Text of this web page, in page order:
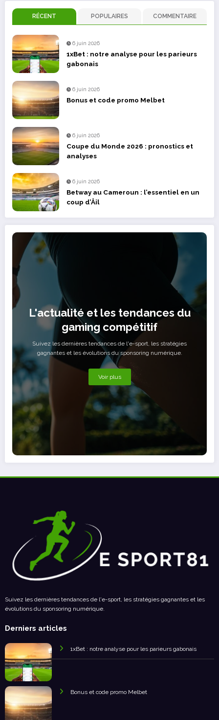
RÉCENT POPULAIRES COMMENTAIRE
6 juin 2026
1xBet : notre analyse pour les parieurs
gabonais
6 juin 2026
Bonus et code promo Melbet
6 juin 2026
Coupe du Monde 2026 : pronostics et
analyses
6 juin 2026
Betway au Cameroun : l’essentiel en un
coup d’Åil
L'actualité et les tendances du
gaming compétitif
Suivez les dernières tendances de l'e-sport, les stratégies
gagnantes et les évolutions du sponsoring numérique.
Voir plus
Suivez les dernières tendances de l'e-sport, les stratégies gagnantes et les
évolutions du sponsoring numérique.
Derniers articles
1xBet : notre analyse pour les parieurs gabonais
Bonus et code promo Melbet